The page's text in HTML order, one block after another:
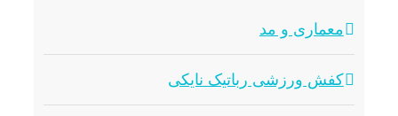
معماری و مد
کفش ورزشی رباتیک نایکی